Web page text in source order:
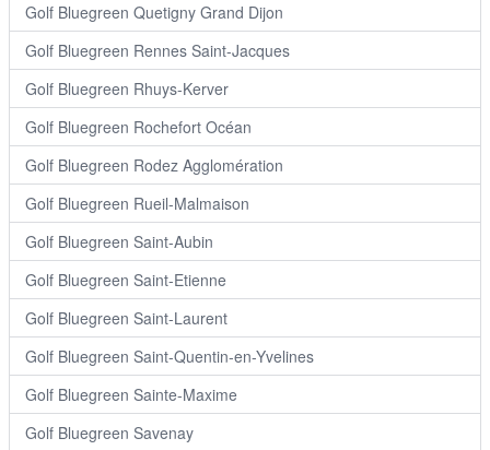
Golf Bluegreen Quetigny Grand Dijon
Golf Bluegreen Rennes Saint-Jacques
Golf Bluegreen Rhuys-Kerver
Golf Bluegreen Rochefort Océan
Golf Bluegreen Rodez Agglomération
Golf Bluegreen Rueil-Malmaison
Golf Bluegreen Saint-Aubin
Golf Bluegreen Saint-Etienne
Golf Bluegreen Saint-Laurent
Golf Bluegreen Saint-Quentin-en-Yvelines
Golf Bluegreen Sainte-Maxime
Golf Bluegreen Savenay